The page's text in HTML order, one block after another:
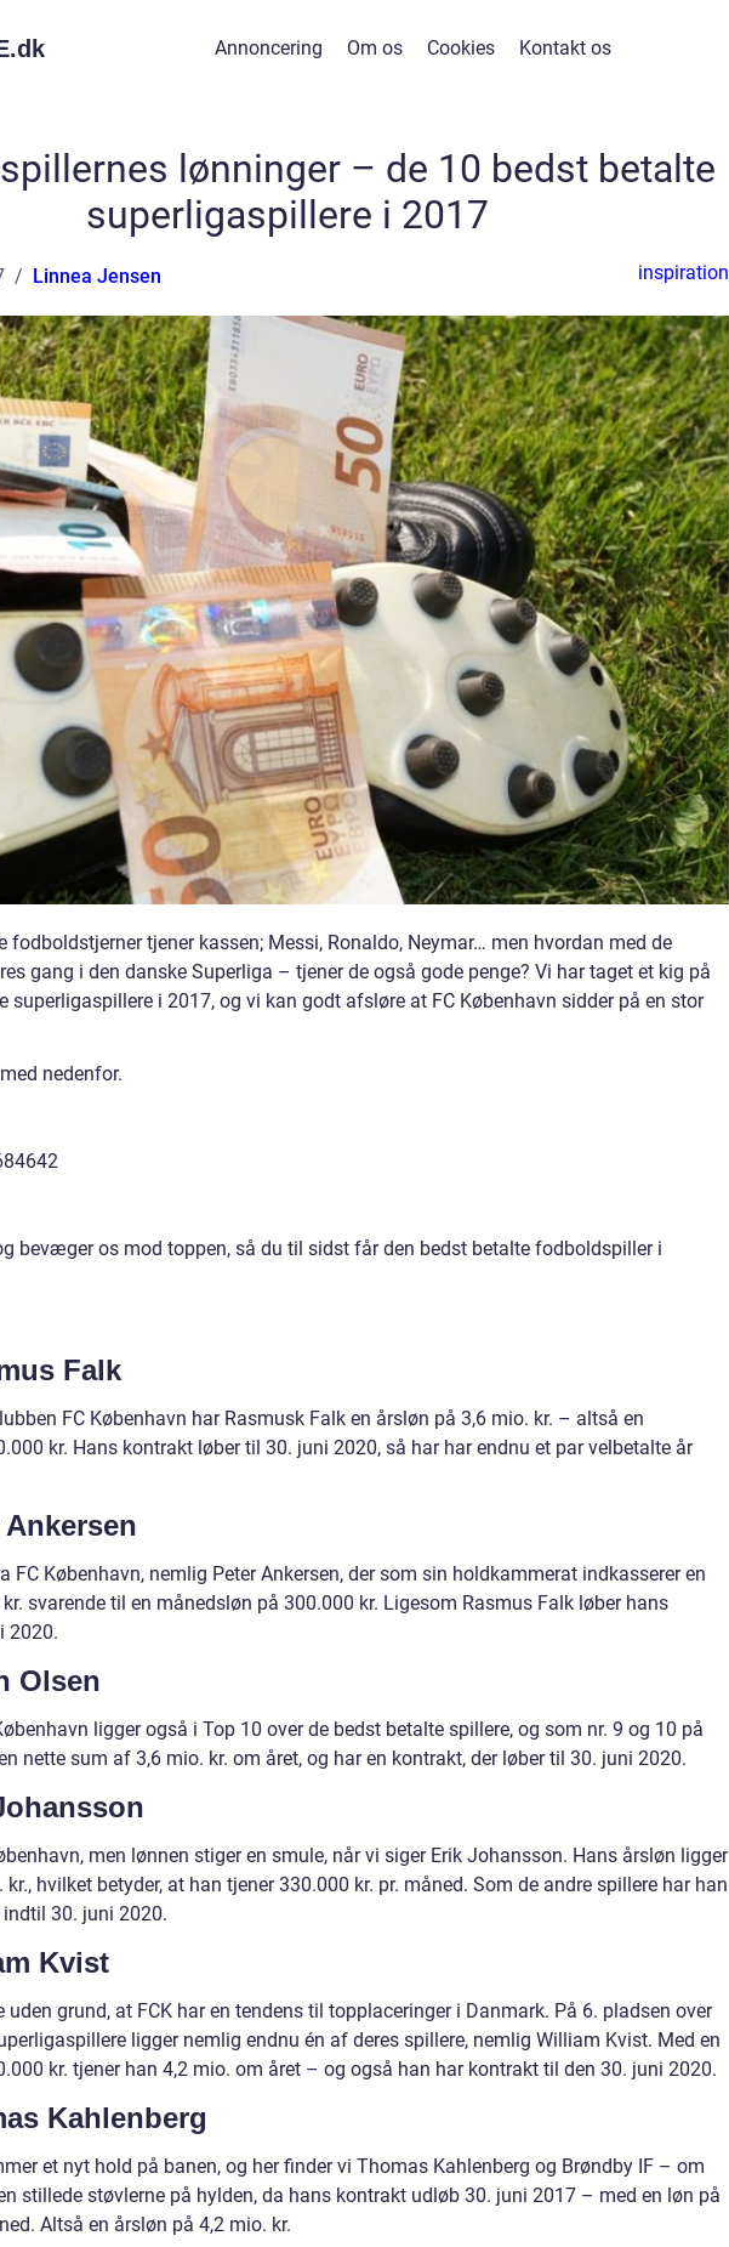
dk Annoncering Om os Cookies Kontakt os
lønninger – de 10 bedst betalte
superligaspillere i 2017
Linnea Jensen inspiration
fodboldstjerner tjener kassen; Messi, Ronaldo, Neymar… men hvordan med de
gang i den danske Superliga – tjener de også gode penge? Vi har taget et kig på
superligaspillere i 2017, og vi kan godt afsløre at FC København sidder på en stor
nedenfor.
bevæger os mod toppen, så du til sidst får den bedst betalte fodboldspiller i
Falk
FC København har Rasmusk Falk en årsløn på 3,6 mio. kr. – altså en
kr. Hans kontrakt løber til 30. juni 2020, så har har endnu et par velbetalte år
Ankersen
FC København, nemlig Peter Ankersen, der som sin holdkammerat indkasserer en
svarende til en månedsløn på 300.000 kr. Ligesom Rasmus Falk løber hans
2020.
Olsen
ligger også i Top 10 over de bedst betalte spillere, og som nr. 9 og 10 på
nette sum af 3,6 mio. kr. om året, og har en kontrakt, der løber til 30. juni 2020.
men lønnen stiger en smule, når vi siger Erik Johansson. Hans årsløn ligger
hvilket betyder, at han tjener 330.000 kr. pr. måned. Som de andre spillere har han
30. juni 2020.
Kvist
uden grund, at FCK har en tendens til topplaceringer i Danmark. På 6. pladsen over
ligger nemlig endnu én af deres spillere, nemlig William Kvist. Med en
kr. tjener han 4,2 mio. om året – og også han har kontrakt til den 30. juni 2020.
Kahlenberg
et nyt hold på banen, og her finder vi Thomas Kahlenberg og Brøndby IF – om
stillede støvlerne på hylden, da hans kontrakt udløb 30. juni 2017 – med en løn på
Altså en årsløn på 4,2 mio. kr.